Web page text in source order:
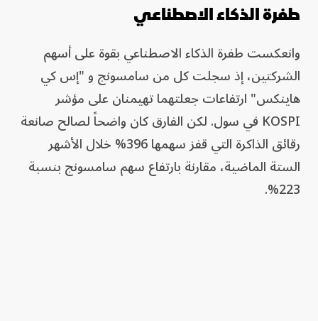
طفرة الذكاء الاصطناعي
وانعكست طفرة الذكاء الاصطناعي بقوة على أسهم
الشركتين، إذ سجلت كل من سامسونج و "إس كي
هاينكس" ارتفاعات جعلتهما تهيمنان على مؤشر
KOSPI في سول. لكن الفارق كان واضحاً لصالح صانعة
رقائق الذاكرة التي قفز سهمها 396% خلال الأشهر
الستة الماضية، مقارنة بارتفاع سهم سامسونج بنسبة
223%.